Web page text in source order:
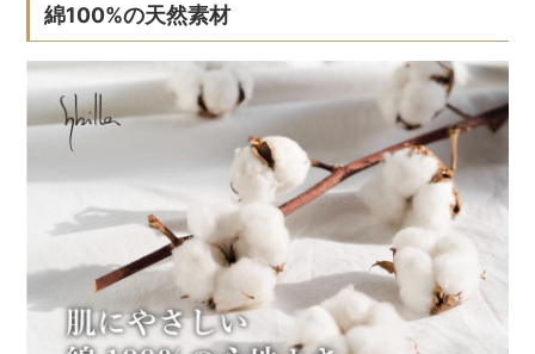
綿100%の天然素材